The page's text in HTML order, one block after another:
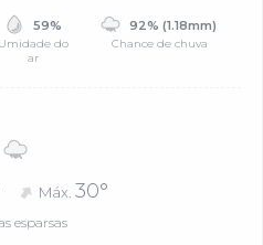
59%
Umidade do
ar
92% (1.18mm)
Chance de chuva
Máx. 30°
esparsas